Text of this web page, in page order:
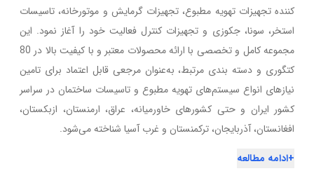
کننده تجهیزات تهویه مطبوع، تجهیزات گرمایش و موتورخانه، تاسیسات
استخر، سونا، جکوزی و تجهیزات کنترل فعالیت خود را آغاز نمود. این
مجموعه کامل و تخصصی با ارائه محصولات معتبر و با کیفیت بالا در 80
کتگوری و دسته بندی مرتبط، به‌عنوان مرجعی قابل اعتماد برای تامین
نیازهای انواع سیستم‌های تهویه مطبوع و تاسیسات ساختمان در سراسر
کشور ایران و حتی کشورهای خاورمیانه، عراق، ارمنستان، ازبکستان،
افغانستان، آذربایجان، ترکمنستان و غرب آسیا شناخته می‌شود.
+ادامه مطالعه